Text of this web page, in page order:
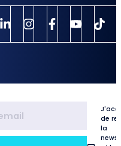
de
la